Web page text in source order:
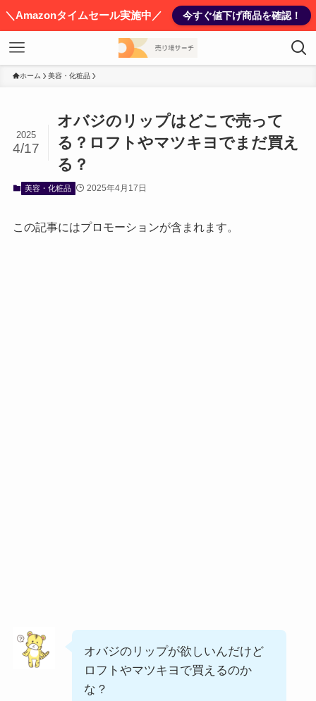
＼Amazonタイムセール実施中／ 今すぐ値下げ商品を確認！
ホーム 美容・化粧品
オバジのリップはどこで売って
る？ロフトやマツキヨでまだ買え
る？
2025
4/17
美容・化粧品 2025年4月17日
この記事にはプロモーションが含まれます。
オバジのリップが欲しいんだけど
ロフトやマツキヨで買えるのか
な？